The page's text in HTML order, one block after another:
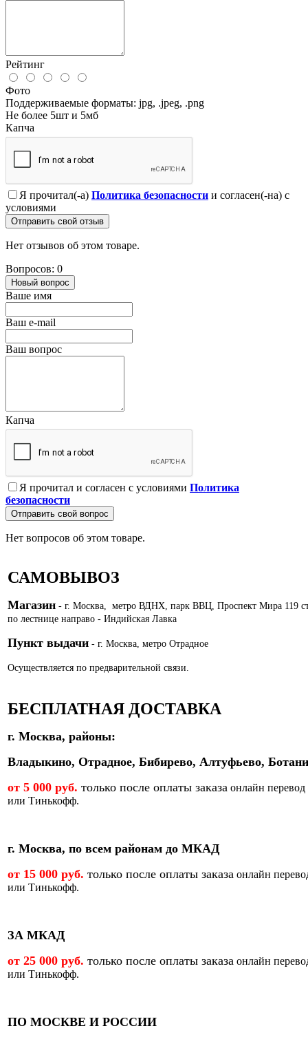
Рейтинг
Фото
Поддерживаемые форматы: jpg, .jpeg, .png
Не более 5шт и 5мб
Капча
Я прочитал(-а) Политика безопасности и согласен(-на) с
условиями
Отправить свой отзыв
Нет отзывов об этом товаре.
Вопросов: 0
Новый вопрос
Ваше имя
Ваш e-mail
Ваш вопрос
Капча
Я прочитал и согласен с условиями Политика
безопасности
Отправить свой вопрос
Нет вопросов об этом товаре.
САМОВЫВОЗ
Магазин - г. Москва, метро ВДНХ, парк ВВЦ, Проспект Мира 119
по лестнице направо - Индийская Лавка
Пункт выдачи - г. Москва, метро Отрадное
Осуществляется по предварительной связи.
БЕСПЛАТНАЯ ДОСТАВКА
г. Москва, районы:
Владыкино, Отрадное, Бибирево, Алтуфьево,
от 5 000 руб. только после оплаты заказа онлайн
или Тинькофф.
г. Москва, по всем районам до МКАД
от 15 000 руб. только после оплаты заказа онлайн
или Тинькофф.
ЗА МКАД
от 25 000 руб. только после оплаты заказа онлайн
или Тинькофф.
ПО МОСКВЕ И РОССИИ